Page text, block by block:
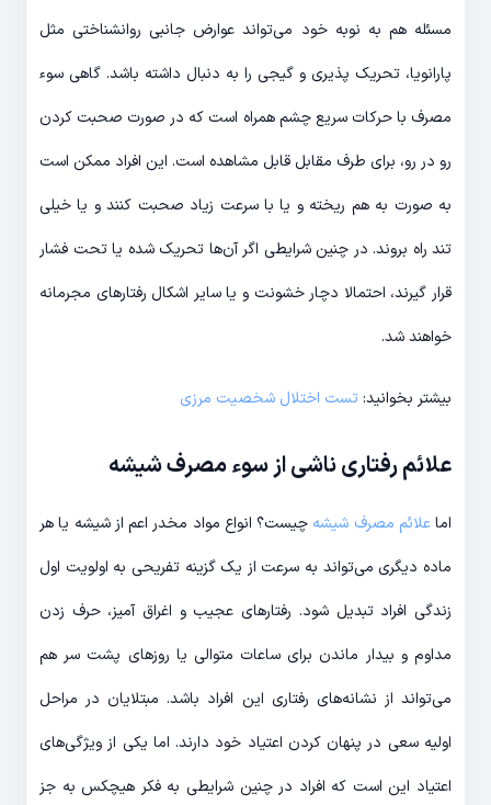
مسئله هم به نوبه خود می‌تواند عوارض جانبی روانشناختی مثل
پارانویا، تحریک پذیری و گیجی را به دنبال داشته باشد. گاهی سوء
مصرف با حرکات سریع چشم همراه است که در صورت صحبت کردن
رو در رو، برای طرف مقابل قابل مشاهده است. این افراد ممکن است
به صورت به هم ریخته و یا با سرعت زیاد صحبت ‌کنند و یا خیلی
تند راه بروند. در چنین شرایطی اگر آن‌ها تحریک شده یا تحت فشار
قرار گیرند، احتمالا دچار خشونت و یا سایر اشکال رفتارهای مجرمانه
خواهند شد.
بیشتر بخوانید:تست اختلال شخصیت مرزی
علائم رفتاری ناشی از سوء مصرف شیشه
اماعلائم مصرف شیشه چیست؟ انواع مواد مخدر اعم از شیشه یا هر
ماده دیگری می‌تواند به سرعت از یک گزینه تفریحی به اولویت اول
زندگی افراد تبدیل شود. رفتارهای عجیب و اغراق آمیز، حرف زدن
مداوم و بیدار ماندن برای ساعات متوالی یا روزهای پشت سر هم
می‌تواند از نشانه‌های رفتاری این افراد باشد. مبتلایان در مراحل
اولیه سعی در پنهان کردن اعتیاد خود دارند. اما یکی از ویژگی‌های
اعتیاد این است که افراد در چنین شرایطی به فکر هیچکس به جز